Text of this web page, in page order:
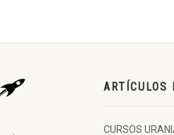
ARTÍCULOS
CURSOS